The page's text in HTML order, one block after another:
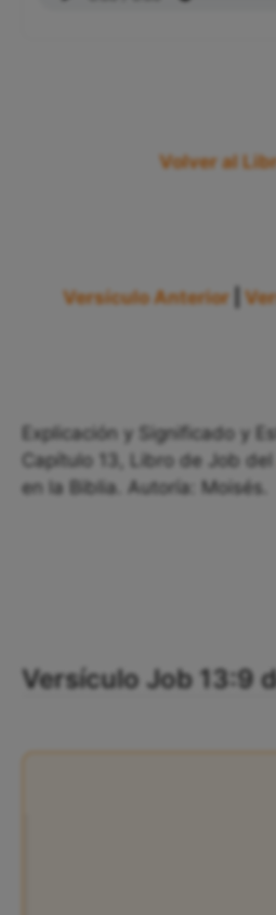
Volver al
Versículo Anterior
Explicación y Significado y
Capítulo 13, Libro de Job del
en la Biblia. Autoría: Moisés.
Versículo Job 13:9